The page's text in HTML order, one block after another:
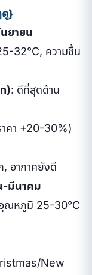
}
ยายน
32°C, ความชื้น
: ดีที่สุดด้าน
คา +20-30%)
อากาศยังดี
-มีนาคม
ณหภูมิ 25-30°C
New